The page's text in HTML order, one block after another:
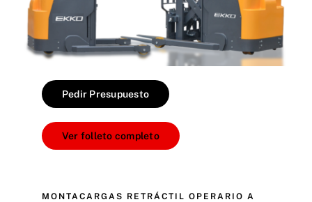
MONTACARGAS RETRÁCTIL OPERARIO A
Pedir Presupuesto
Ver folleto completo